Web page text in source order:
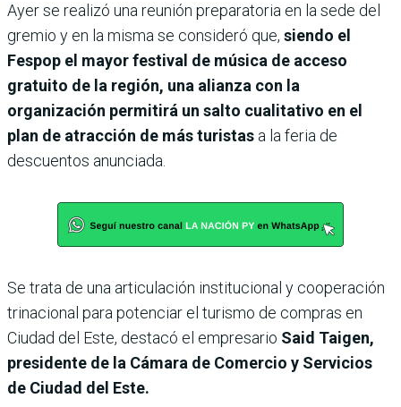
Ayer se realizó una reunión preparatoria en la sede del
gremio y en la misma se consideró que, siendo el
Fespop el mayor festival de música de acceso
gratuito de la región, una alianza con la
organización permitirá un salto cualitativo en el
plan de atracción de más turistas a la feria de
descuentos anunciada.
Se trata de una articulación institucional y cooperación
trinacional para potenciar el turismo de compras en
Ciudad del Este, destacó el empresario Said Taigen,
presidente de la Cámara de Comercio y Servicios
de Ciudad del Este.